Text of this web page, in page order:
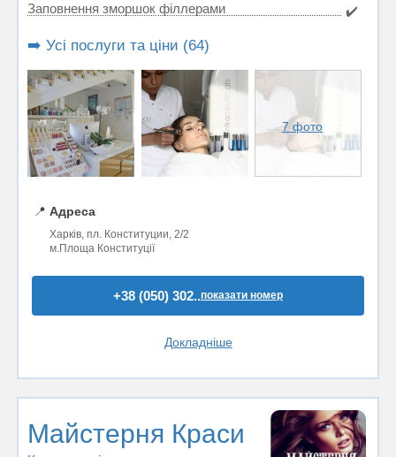
Заповнення зморшок філлерами
✔️
➡️ Усі послуги та ціни (64)
7 фото
📍 Адреса
Харків, пл. Конституции, 2/2
м.Площа Конституції
+38 (050) 302..показати номер
Докладніше
Майстерня Краси